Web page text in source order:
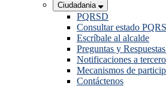
Ciudadania
PQRSD
Consultar estado
Escríbale al alcalde
Preguntas y
Notificaciones a
Mecanismos de
Contáctenos